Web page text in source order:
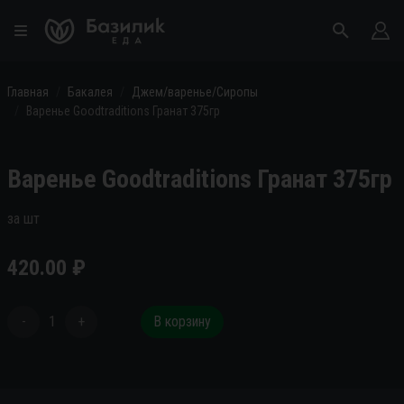
Главная Бакалея
Джем/варенье/Сиропы
Варенье Goodtraditions Гранат 375гр
Варенье Goodtraditions Гранат 375гр
за шт
420.00 ₽
- 1 + В корзину